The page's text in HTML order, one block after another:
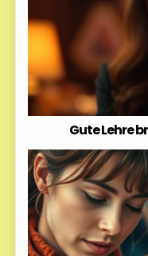
Gute Lehre